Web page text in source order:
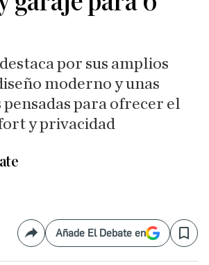
por sus amplios
moderno y unas
para ofrecer el
y privacidad
CompartirAñade El Debate en Save